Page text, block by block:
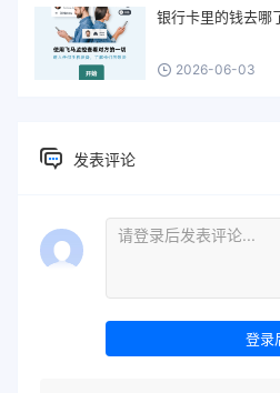
银行卡里的钱去哪
2026-06-03
发表评论
登录